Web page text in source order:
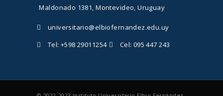
Maldonado 1381, Montevideo, Uruguay
universitario@elbiofernandez.edu.uy
Tel: +598 29011254
Cel: 095 447 243